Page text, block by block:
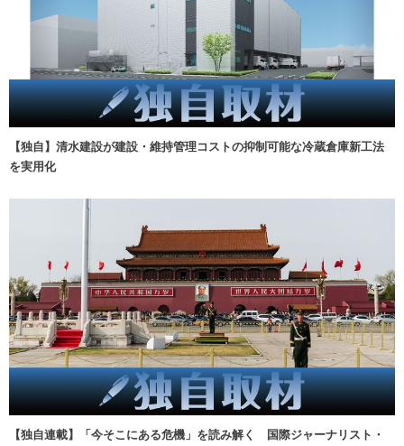
【独自】清水建設が建設・維持管理コストの抑制可能な冷蔵倉庫新工法
を実用化
【独自連載】「今そこにある危機」を読み解く 国際ジャーナリスト・